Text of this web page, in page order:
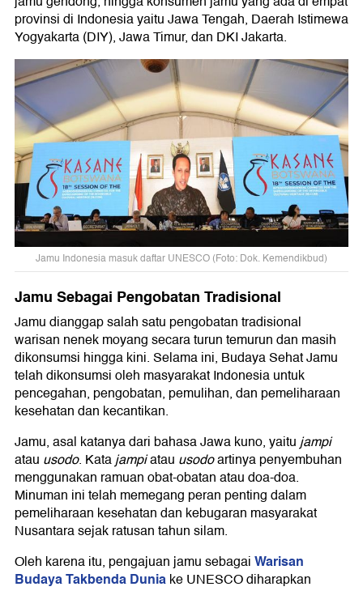
provinsi di Indonesia yaitu Jawa Tengah, Daerah Istimewa
Yogyakarta (DIY), Jawa Timur, dan DKI Jakarta.
Jamu Indonesia masuk daftar UNESCO (Foto: Dok. Kemendikbud)
Jamu Sebagai Pengobatan Tradisional
Jamu dianggap salah satu pengobatan tradisional
warisan nenek moyang secara turun temurun dan masih
dikonsumsi hingga kini. Selama ini, Budaya Sehat Jamu
telah dikonsumsi oleh masyarakat Indonesia untuk
pencegahan, pengobatan, pemulihan, dan pemeliharaan
kesehatan dan kecantikan.
Jamu, asal katanya dari bahasa Jawa kuno, yaitujampi
atau usodo. Katajampiatau usodoartinya penyembuhan
menggunakan ramuan obat-obatan atau doa-doa.
Minuman ini telah memegang peran penting dalam
pemeliharaan kesehatan dan kebugaran masyarakat
Nusantara sejak ratusan tahun silam.
Oleh karena itu, pengajuan jamu sebagaiWarisan
Budaya Takbenda Duniake UNESCO diharapkan